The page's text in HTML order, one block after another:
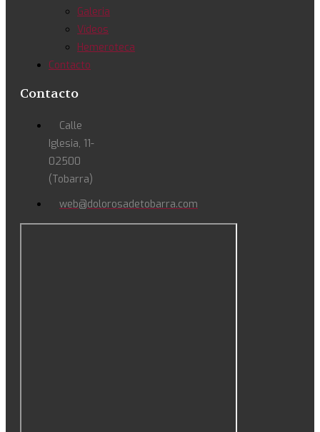
Galeria
Vídeos
Hemeroteca
Contacto
Contacto
Calle
Iglesia, 11-
02500
(Tobarra)
web@dolorosadetobarra.com